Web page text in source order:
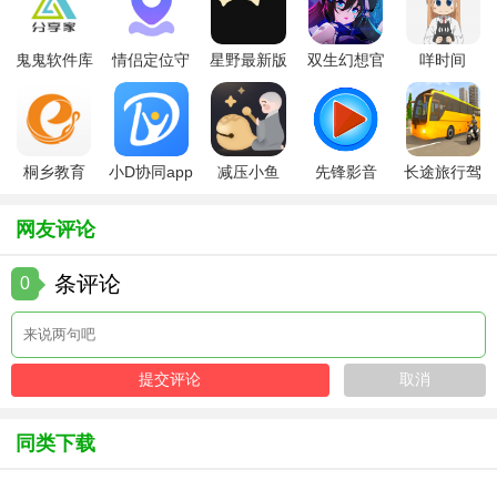
1. 优先提升关键技能：初期资源有限，优先加强能提升生存
2. 合理利用资源：合理分配金币与材料，用于装备升级与技
能学习，避免资源浪费。
3. 策略组合：根据敌人类型调整战斗策略，比如对飞行单位
4. 探索隐藏区域：注意地图上的隐蔽地点，可能藏有珍贵宝
【不休骑士单机版点评】
《不休骑士单机版》以其精美的画面、丰富的剧情以及深度
的角色成长系统赢得了玩家们的喜爱。游戏既考验玩家的操
鲜感与挑战性。对于喜欢动作冒险与角色扮演结合游戏的玩
鬼鬼软件库
情侣定位守
护软件
星野最新版
双生幻想官
咩时间
桐乡教育
小D协同app
减压小鱼
先锋影音
长途旅行驾
网友评论
0 条评论
同类下载